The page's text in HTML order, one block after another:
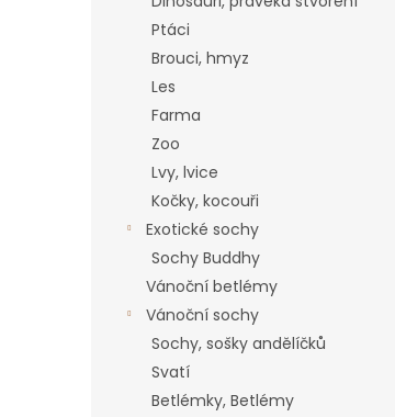
Ptáci
Brouci, hmyz
Les
Farma
Zoo
Lvy, lvice
Kočky, kocouři
Exotické sochy
Sochy Buddhy
Vánoční betlémy
Vánoční sochy
Sochy, sošky andělíčků
Svatí
Betlémky, Betlémy